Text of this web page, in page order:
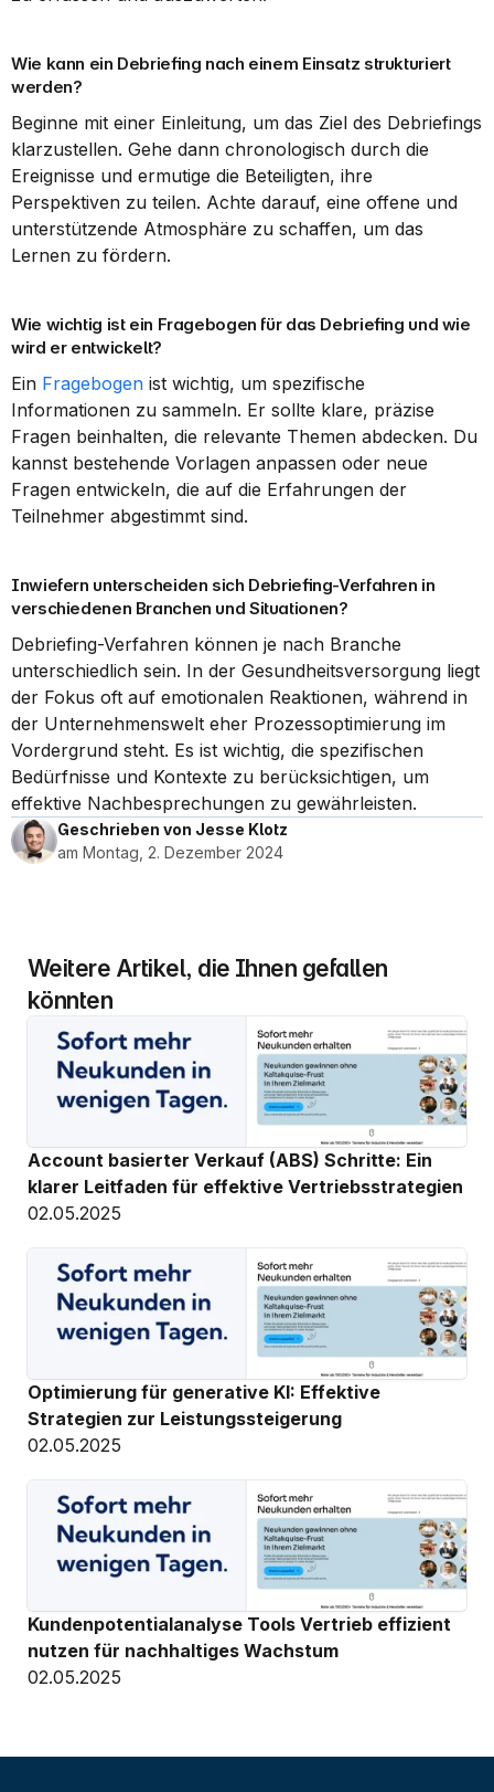
Wie kann ein Debriefing nach einem Einsatz strukturiert
werden?
Beginne mit einer Einleitung, um das Ziel des Debriefings
klarzustellen. Gehe dann chronologisch durch die
Ereignisse und ermutige die Beteiligten, ihre
Perspektiven zu teilen. Achte darauf, eine offene und
unterstützende Atmosphäre zu schaffen, um das
Lernen zu fördern.
Wie wichtig ist ein Fragebogen für das Debriefing und wie
wird er entwickelt?
Ein Fragebogen ist wichtig, um spezifische
Informationen zu sammeln. Er sollte klare, präzise
Fragen beinhalten, die relevante Themen abdecken. Du
kannst bestehende Vorlagen anpassen oder neue
Fragen entwickeln, die auf die Erfahrungen der
Teilnehmer abgestimmt sind.
Inwiefern unterscheiden sich Debriefing-Verfahren in
verschiedenen Branchen und Situationen?
Debriefing-Verfahren können je nach Branche
unterschiedlich sein. In der Gesundheitsversorgung liegt
der Fokus oft auf emotionalen Reaktionen, während in
der Unternehmenswelt eher Prozessoptimierung im
Vordergrund steht. Es ist wichtig, die spezifischen
Bedürfnisse und Kontexte zu berücksichtigen, um
effektive Nachbesprechungen zu gewährleisten.
Geschrieben von Jesse Klotz
am Montag, 2. Dezember 2024
Weitere Artikel, die Ihnen gefallen
könnten
Account basierter Verkauf (ABS) Schritte: Ein
klarer Leitfaden für effektive Vertriebsstrategien
02.05.2025
Optimierung für generative KI: Effektive
Strategien zur Leistungssteigerung
02.05.2025
Kundenpotentialanalyse Tools Vertrieb effizient
nutzen für nachhaltiges Wachstum
02.05.2025